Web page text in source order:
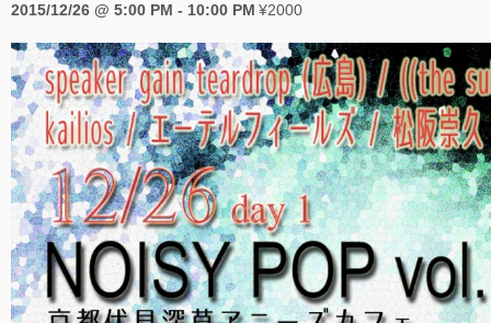
2015/12/26 @ 5:00 PM - 10:00 PM ¥2000